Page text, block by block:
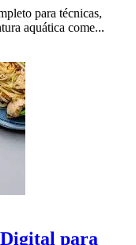
para técnicas,
aquática come...
para